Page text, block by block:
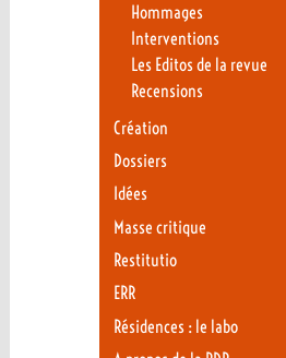
Hommages
Interventions
Les Editos de la revue
Recensions
Création
Dossiers
Idées
Masse critique
Restitutio
ERR
Résidences : le labo